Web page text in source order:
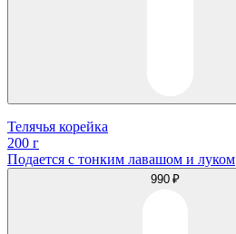
Телячья корейка
200 г
Подается с тонким лавашом и луком
990 ₽